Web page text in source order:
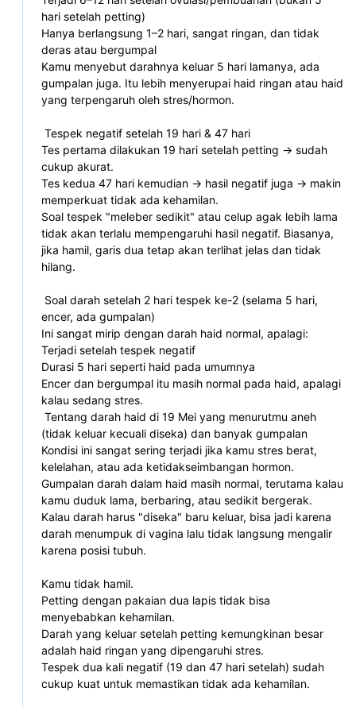
hari setelah petting)
Hanya berlangsung 1–2 hari, sangat ringan, dan tidak
deras atau bergumpal
Kamu menyebut darahnya keluar 5 hari lamanya, ada
gumpalan juga. Itu lebih menyerupai haid ringan atau haid
yang terpengaruh oleh stres/hormon.
Tespek negatif setelah 19 hari & 47 hari
Tes pertama dilakukan 19 hari setelah petting → sudah
cukup akurat.
Tes kedua 47 hari kemudian → hasil negatif juga → makin
memperkuat tidak ada kehamilan.
Soal tespek "meleber sedikit" atau celup agak lebih lama
tidak akan terlalu mempengaruhi hasil negatif. Biasanya,
jika hamil, garis dua tetap akan terlihat jelas dan tidak
hilang.
encer, ada gumpalan)
Ini sangat mirip dengan darah haid normal, apalagi:
Terjadi setelah tespek negatif
Durasi 5 hari seperti haid pada umumnya
Encer dan bergumpal itu masih normal pada haid, apalagi
kalau sedang stres.
(tidak keluar kecuali diseka) dan banyak gumpalan
Kondisi ini sangat sering terjadi jika kamu stres berat,
kelelahan, atau ada ketidakseimbangan hormon.
Gumpalan darah dalam haid masih normal, terutama kalau
kamu duduk lama, berbaring, atau sedikit bergerak.
Kalau darah harus "diseka" baru keluar, bisa jadi karena
darah menumpuk di vagina lalu tidak langsung mengalir
karena posisi tubuh.
Kamu tidak hamil.
Petting dengan pakaian dua lapis tidak bisa
menyebabkan kehamilan.
Darah yang keluar setelah petting kemungkinan besar
adalah haid ringan yang dipengaruhi stres.
Tespek dua kali negatif (19 dan 47 hari setelah) sudah
cukup kuat untuk memastikan tidak ada kehamilan.